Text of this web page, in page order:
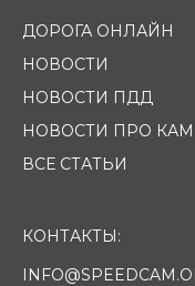
ДОРОГА ОНЛАЙН
НОВОСТИ
НОВОСТИ ПДД
НОВОСТИ ПРО
ВСЕ СТАТЬИ
КОНТАКТЫ: